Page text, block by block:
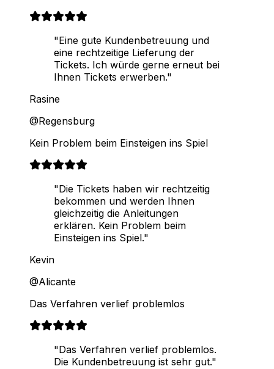
"Eine gute Kundenbetreuung und
eine rechtzeitige Lieferung der
Tickets. Ich würde gerne erneut bei
Ihnen Tickets erwerben."
Rasine
@Regensburg
Kein Problem beim Einsteigen ins Spiel
"Die Tickets haben wir rechtzeitig
bekommen und werden Ihnen
gleichzeitig die Anleitungen
erklären. Kein Problem beim
Einsteigen ins Spiel."
Kevin
@Alicante
Das Verfahren verlief problemlos
"Das Verfahren verlief problemlos.
Die Kundenbetreuung ist sehr gut."